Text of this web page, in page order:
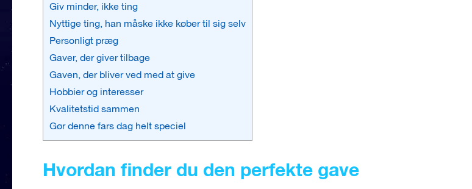
Giv minder, ikke ting
Nyttige ting, han måske ikke køber til sig selv
Personligt præg
Gaver, der giver tilbage
Gaven, der bliver ved med at give
Hobbier og interesser
Kvalitetstid sammen
Gør denne fars dag helt speciel
Hvordan finder du den perfekte gave